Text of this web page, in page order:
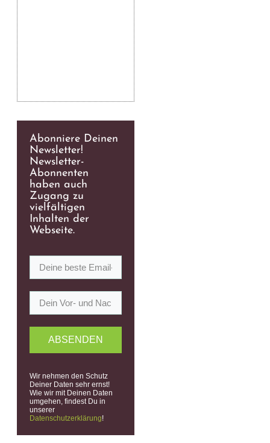
Abonniere Deinen
Newsletter!
Newsletter-
Abonnenten
haben auch
Zugang zu
vielfältigen
Inhalten der
Webseite.
ABSENDEN
Wir nehmen den Schutz
Deiner Daten sehr ernst!
Wie wir mit Deinen Daten
umgehen, findest Du in
unserer
Datenschutzerklärung!